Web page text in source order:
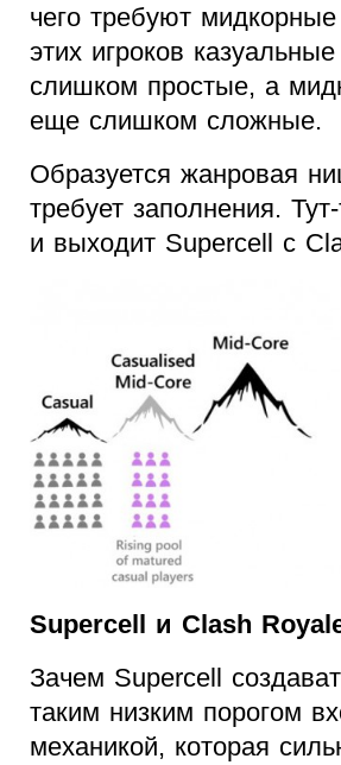
чего требуют
этих игроков
слишком простые, а
еще слишком сложные.
Образуется жанровая
требует заполнения.
и выходит Supercell с
Supercell и Clash
Зачем Supercell
таким низким порогом
механикой, которая